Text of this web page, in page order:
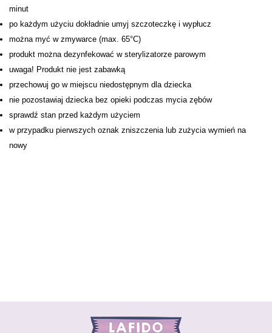
minut
po każdym użyciu dokładnie umyj szczoteczkę i wypłucz
można myć w zmywarce (max. 65°C)
produkt można dezynfekować w sterylizatorze parowym
uwaga! Produkt nie jest zabawką
przechowuj go w miejscu niedostępnym dla dziecka
nie pozostawiaj dziecka bez opieki podczas mycia zębów
sprawdź stan przed każdym użyciem
w przypadku pierwszych oznak zniszczenia lub zużycia wymień na
nowy